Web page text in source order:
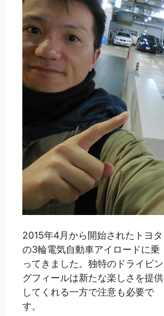
2015年4月から開始されたトヨタ
の3輪電気自動車アイロードに乗
ってきました。独特のドライビン
グフィールは新たな楽しさを提供
してくれる一方で注意も必要で
す。